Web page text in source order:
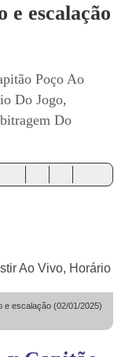
escalação
Poço Ao
Do Jogo,
Do
e escalação (02/01/2025)